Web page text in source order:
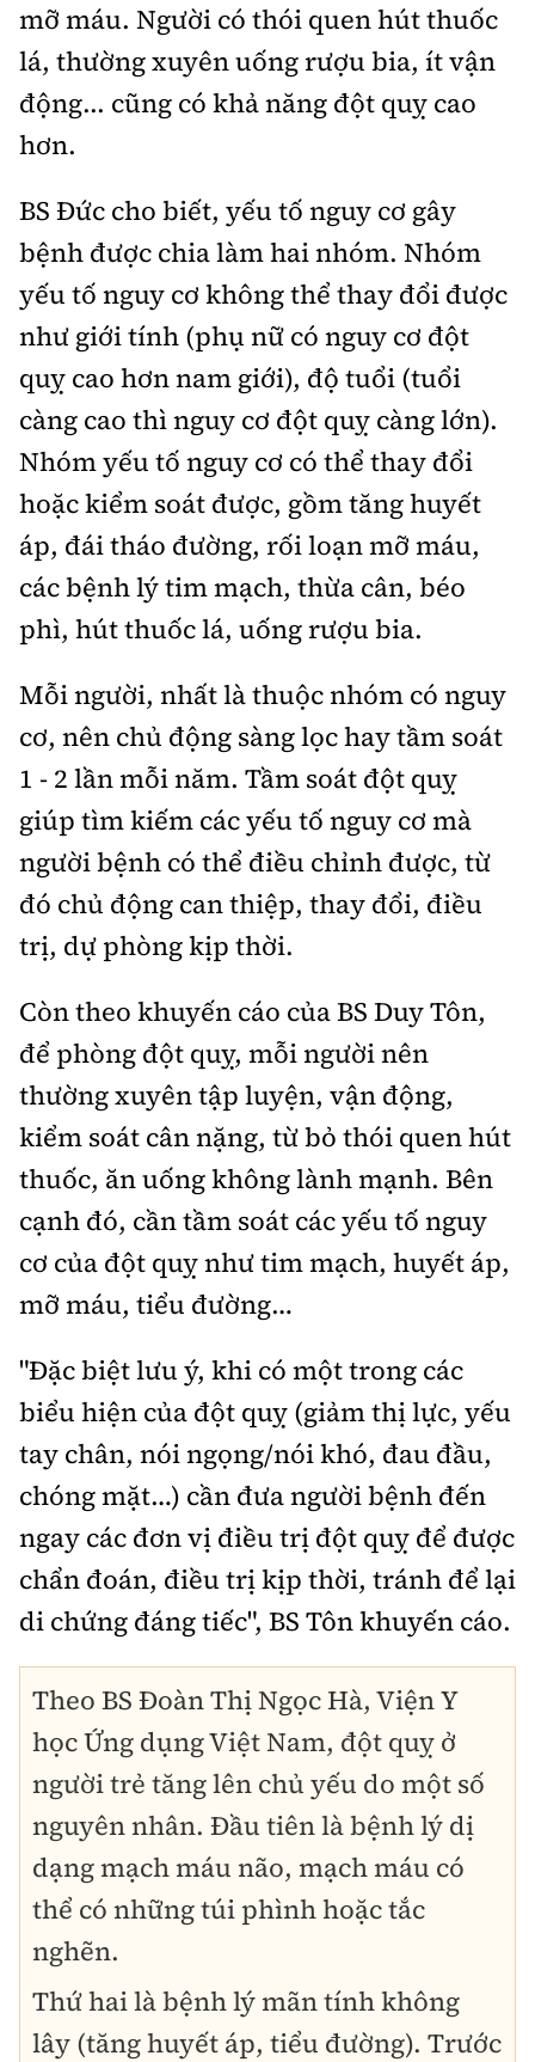
mỡ máu. Người có thói quen hút thuốc
lá, thường xuyên uống rượu bia, ít vận
động... cũng có khả năng đột quỵ cao
hơn.
BS Đức cho biết, yếu tố nguy cơ gây
bệnh được chia làm hai nhóm. Nhóm
yếu tố nguy cơ không thể thay đổi được
như giới tính (phụ nữ có nguy cơ đột
quỵ cao hơn nam giới), độ tuổi (tuổi
càng cao thì nguy cơ đột quỵ càng lớn).
Nhóm yếu tố nguy cơ có thể thay đổi
hoặc kiểm soát được, gồm tăng huyết
áp, đái tháo đường, rối loạn mỡ máu,
các bệnh lý tim mạch, thừa cân, béo
phì, hút thuốc lá, uống rượu bia.
Mỗi người, nhất là thuộc nhóm có nguy
cơ, nên chủ động sàng lọc hay tầm soát
1 - 2 lần mỗi năm. Tầm soát đột quỵ
giúp tìm kiếm các yếu tố nguy cơ mà
người bệnh có thể điều chỉnh được, từ
đó chủ động can thiệp, thay đổi, điều
trị, dự phòng kịp thời.
Còn theo khuyến cáo của BS Duy Tôn,
để phòng đột quỵ, mỗi người nên
thường xuyên tập luyện, vận động,
kiểm soát cân nặng, từ bỏ thói quen hút
thuốc, ăn uống không lành mạnh. Bên
cạnh đó, cần tầm soát các yếu tố nguy
cơ của đột quỵ như tim mạch, huyết áp,
mỡ máu, tiểu đường…
"Đặc biệt lưu ý, khi có một trong các
biểu hiện của đột quỵ (giảm thị lực, yếu
tay chân, nói ngọng/nói khó, đau đầu,
chóng mặt…) cần đưa người bệnh đến
ngay các đơn vị điều trị đột quỵ để được
chẩn đoán, điều trị kịp thời, tránh để lại
di chứng đáng tiếc", BS Tôn khuyến cáo.
Theo BS Đoàn Thị Ngọc Hà, Viện Y
học Ứng dụng Việt Nam, đột quỵ ở
người trẻ tăng lên chủ yếu do một số
nguyên nhân. Đầu tiên là bệnh lý dị
dạng mạch máu não, mạch máu có
thể có những túi phình hoặc tắc
nghẽn.
Thứ hai là bệnh lý mãn tính không
lây (tăng huyết áp, tiểu đường). Trước